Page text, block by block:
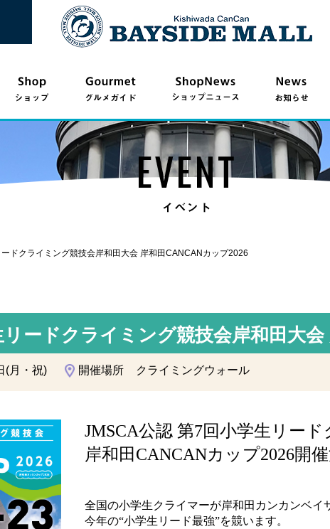
ドクライミング競技会岸和田大会 岸和田CANCANカップ2026
ードクライミング競技会岸和田大
(月・祝) 開催場所 クライミングウォール
JMSCA公認 第7回小学生リー
岸和田CANCANカップ2026開催
全国の小学生クライマーが岸和田カンカンベイ
今年の“小学生リード最強”を競います。